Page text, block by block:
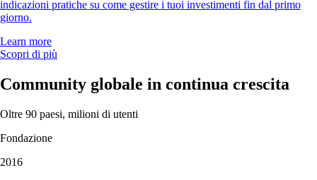
indicazioni pratiche su come gestire i tuoi investimenti fin dal primo
giorno.
Learn more
Scopri di più
Community globale in continua crescita
Oltre 90 paesi, milioni di utenti
Fondazione
2016